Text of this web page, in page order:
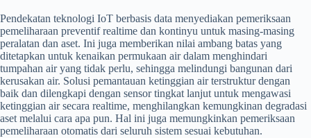
Pendekatan teknologi IoT berbasis data menyediakan pemeriksaan
pemeliharaan preventif realtime dan kontinyu untuk masing-masing
peralatan dan aset. Ini juga memberikan nilai ambang batas yang
ditetapkan untuk kenaikan permukaan air dalam menghindari
tumpahan air yang tidak perlu, sehingga melindungi bangunan dari
kerusakan air. Solusi pemantauan ketinggian air terstruktur dengan
baik dan dilengkapi dengan sensor tingkat lanjut untuk mengawasi
ketinggian air secara realtime, menghilangkan kemungkinan degradasi
aset melalui cara apa pun. Hal ini juga memungkinkan pemeriksaan
pemeliharaan otomatis dari seluruh sistem sesuai kebutuhan.